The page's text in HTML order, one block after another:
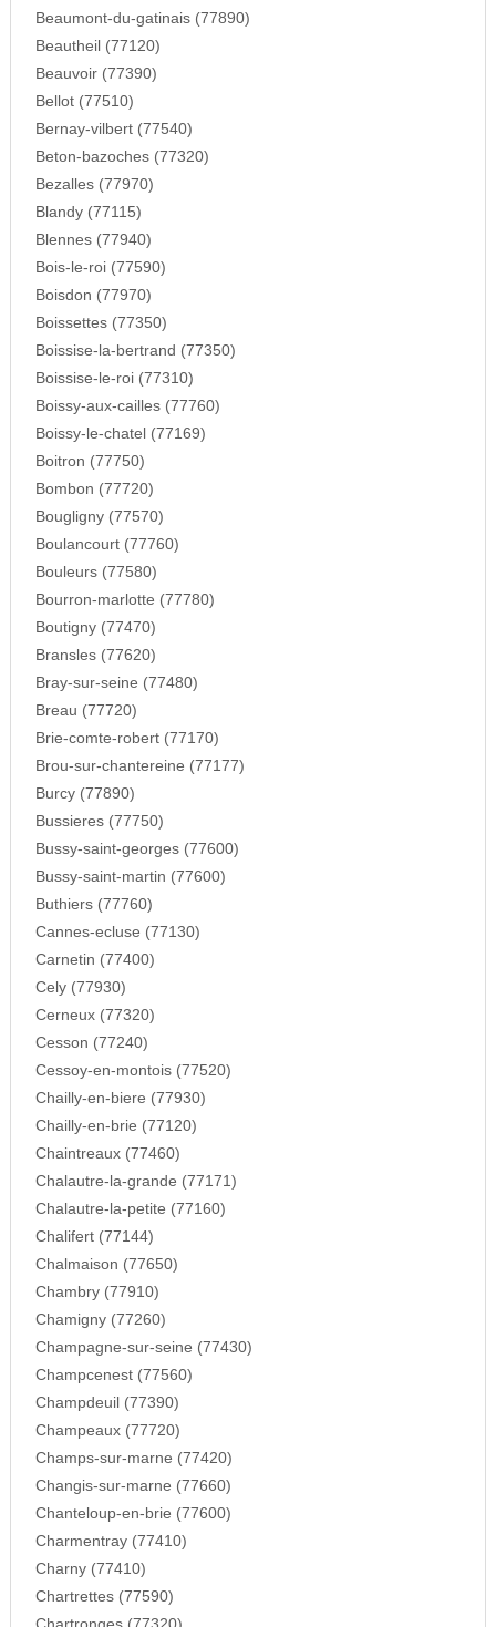
Beaumont-du-gatinais (77890)
Beautheil (77120)
Beauvoir (77390)
Bellot (77510)
Bernay-vilbert (77540)
Beton-bazoches (77320)
Bezalles (77970)
Blandy (77115)
Blennes (77940)
Bois-le-roi (77590)
Boisdon (77970)
Boissettes (77350)
Boissise-la-bertrand (77350)
Boissise-le-roi (77310)
Boissy-aux-cailles (77760)
Boissy-le-chatel (77169)
Boitron (77750)
Bombon (77720)
Bougligny (77570)
Boulancourt (77760)
Bouleurs (77580)
Bourron-marlotte (77780)
Boutigny (77470)
Bransles (77620)
Bray-sur-seine (77480)
Breau (77720)
Brie-comte-robert (77170)
Brou-sur-chantereine (77177)
Burcy (77890)
Bussieres (77750)
Bussy-saint-georges (77600)
Bussy-saint-martin (77600)
Buthiers (77760)
Cannes-ecluse (77130)
Carnetin (77400)
Cely (77930)
Cerneux (77320)
Cesson (77240)
Cessoy-en-montois (77520)
Chailly-en-biere (77930)
Chailly-en-brie (77120)
Chaintreaux (77460)
Chalautre-la-grande (77171)
Chalautre-la-petite (77160)
Chalifert (77144)
Chalmaison (77650)
Chambry (77910)
Chamigny (77260)
Champagne-sur-seine (77430)
Champcenest (77560)
Champdeuil (77390)
Champeaux (77720)
Champs-sur-marne (77420)
Changis-sur-marne (77660)
Chanteloup-en-brie (77600)
Charmentray (77410)
Charny (77410)
Chartrettes (77590)